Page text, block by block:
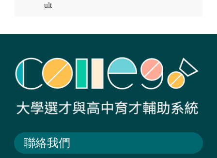
ult
聯絡我們